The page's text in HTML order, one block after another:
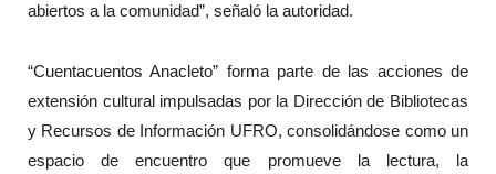
abiertos a la comunidad”, señaló la autoridad.
“Cuentacuentos Anacleto” forma parte de las acciones de
extensión cultural impulsadas por la Dirección de Bibliotecas
y Recursos de Información UFRO, consolidándose como un
espacio de encuentro que promueve la lectura, la